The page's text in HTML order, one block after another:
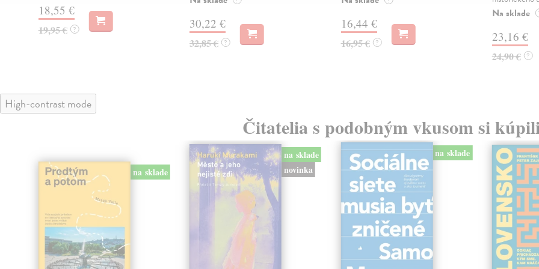
18,55 €
19,95 € ? 30,22 €
32,85 € ?
16,44 €
16,95 € ?
Na sklade
23,16 €
24,90 € ?
High-contrast mode
Čitatelia s podobným vkusom si
na sklade
na sklade
novinka
na sklade